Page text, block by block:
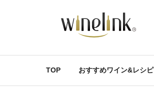
TOP おすすめワイン&レシピ